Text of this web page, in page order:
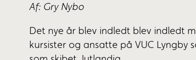
Af: Gry Nybo
Det nye år blev indledt blev indledt
kursister og ansatte på VUC Lyngby